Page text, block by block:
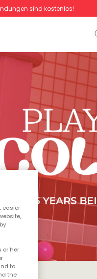
sind kostenlos!
Start der
easier
or her
to
the